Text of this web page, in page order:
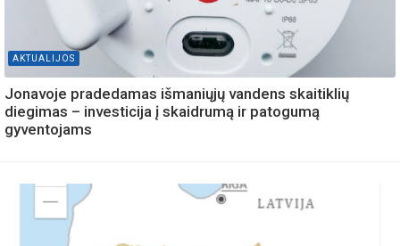
AKTUALIJOS
Jonavoje pradedamas išmaniųjų vandens skaitiklių
diegimas – investicija į skaidrumą ir patogumą
gyventojams